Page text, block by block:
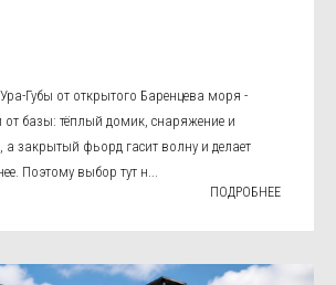
Губы от открытого Баренцева моря -
базы: тёплый домик, снаряжение и
а закрытый фьорд гасит волну и делает
Поэтому выбор тут н...
ПОДРОБНЕЕ